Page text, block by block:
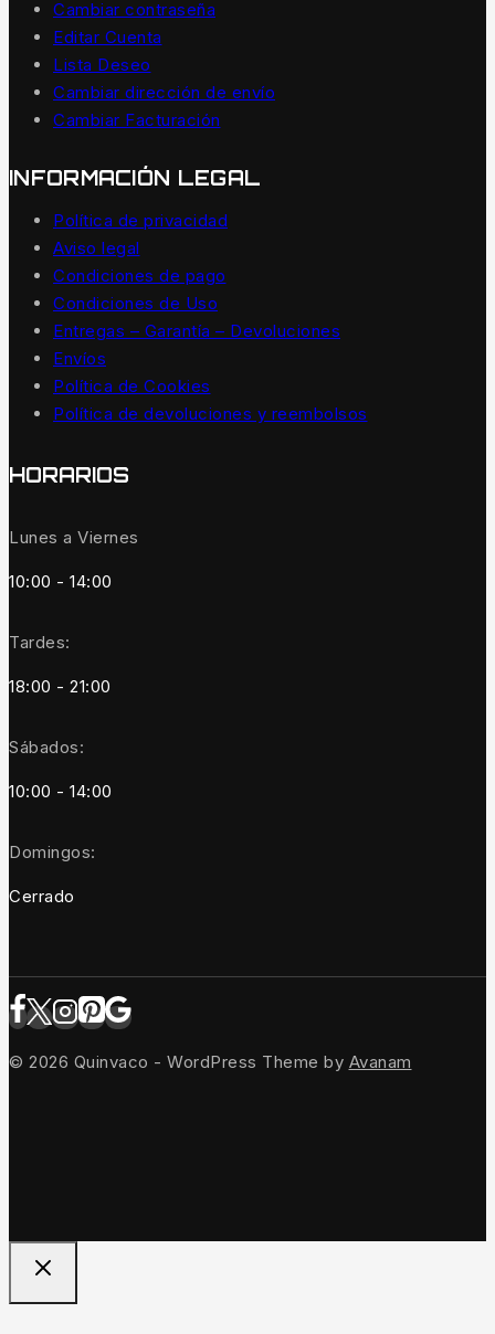
Cambiar contraseña
Editar Cuenta
Lista Deseo
Cambiar dirección de envío
Cambiar Facturación
INFORMACIÓN LEGAL
Política de privacidad
Aviso legal
Condiciones de pago
Condiciones de Uso
Entregas – Garantía – Devoluciones
Envíos
Política de Cookies
Política de devoluciones y reembolsos
HORARIOS
Lunes a Viernes
10:00 - 14:00
Tardes:
18:00 - 21:00
Sábados:
10:00 - 14:00
Domingos:
Cerrado
© 2026 Quinvaco - WordPress Theme by Avanam